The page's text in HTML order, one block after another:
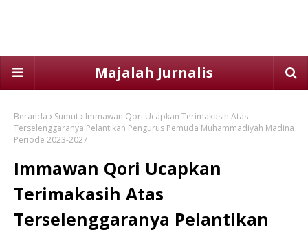
Majalah Jurnalis
Beranda Sumut
Immawan Qori Ucapkan Terimakasih Atas
Terselenggaranya Pelantikan Pengurus Pemuda Muhammadiyah Madina
Periode 2023-2027
Immawan Qori Ucapkan
Terimakasih Atas
Terselenggaranya Pelantikan